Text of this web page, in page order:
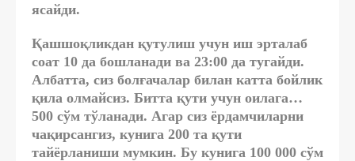
ясайди.
Қашшоқликдан қутулиш учун иш эрталаб
соат 10 да бошланади ва 23:00 да тугайди.
Албатта, сиз болғачалар билан катта бойлик
қила олмайсиз. Битта қути учун оилага…
500 сўм тўланади. Агар сиз ёрдамчиларни
чақирсангиз, кунига 200 та қути
тайёрланиши мумкин. Бу кунига 100 000 сўм